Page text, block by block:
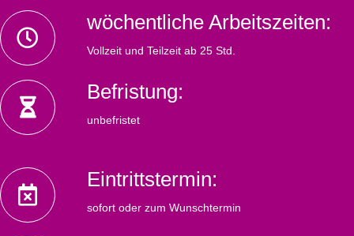
wöchentliche Arbeitszeiten:
Vollzeit und Teilzeit ab 25 Std.
Befristung:
unbefristet
Eintrittstermin:
sofort oder zum Wunschtermin